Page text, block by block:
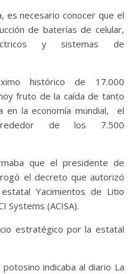
es necesario conocer que el
de baterías de celular,
y sistemas de
histórico de 17.000
fruto de la caída de tanto
en la economía mundial, el
de los 7.500
que el presidente de
el decreto que autorizó
Yacimientos de Litio
Systems (ACISA).
estratégico por la estatal
indicaba al diario La